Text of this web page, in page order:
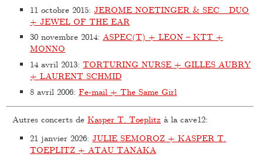
11 octobre 2015:JEROME NOETINGER & SEC_ DUO
+ JEWEL OF THE EAR
30 novembre 2014:ASPEC(T) + LEON – KTT +
MONNO
14 avril 2013:TORTURING NURSE + GILLES AUBRY
+ LAURENT SCHMID
8 avril 2006:Fe-mail + The Same Girl
Autres concerts deKasper T. Toeplitz à la cave12:
21 janvier 2026:JULIE SEMOROZ + KASPER T.
TOEPLITZ + ATAU TANAKA